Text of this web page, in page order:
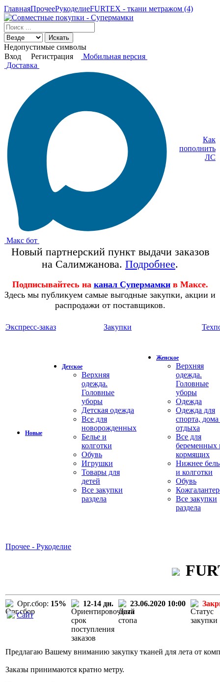
ГлавнаяПрочееРукоделиеFURTEX - ткани метражом (4)
Искать
Недопустимые символы
Вход
Регистрация
Мобильная версия
Доставка
Макс бот
Как
пополнить
ЛС
Новый партнерский пункт выдачи заказов
на Салимжанова. Подробнее.
Подписывайтесь на канал Супермамки в Максе.
Здесь мы публикуем самые выгодные закупки, акции и
распродажи от поставщиков.
Экспресс-заказ Закупки
Новые
Детское
Верхняя
одежда.
Головные
уборы
Детская одежда
Все для
новорожденных
Белье и
колготки
Обувь
Игрушки
Товары для
детей
Все закупки
раздела
Женское
Верхняя
одежда.
Головные
уборы
Одежда
Одежда для
спорта,
отдыха
Все для
беременных
кормящих
Нижнее
и колготки
Обувь
Все закупки
раздела
Прочее - Рукоделие
Орг.сбор: 15% 12-14 дн. 23.06.2020 10:00
Сайт
Предлагаю Вашему вниманию закупку тканей для лета от
Заказы принимаются кратно метру.